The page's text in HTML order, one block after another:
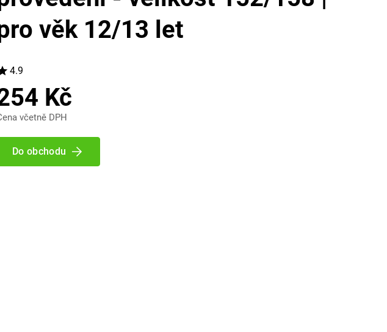
věk 12/13 let
4.9
Kč
včetně DPH
Do obchodu